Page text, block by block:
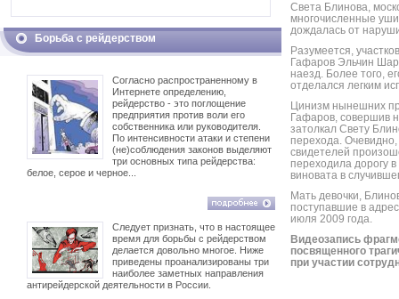
Борьба с рейдерством
Согласно распространенному в
Интернете определению,
рейдерство - это поглощение
предприятия против воли его
собственника или руководителя.
По интенсивности атаки и степени
(не)соблюдения законов выделяют
три основных типа рейдерства:
белое, серое и черное...
Следует признать, что в настоящее
время для борьбы с рейдерством
делается довольно многое. Ниже
приведены проанализированы три
наиболее заметных направления
антирейдерской деятельности в России.
Света Блинова,
многочисленные
дождалась от
Разумеется,
Гафаров Эльчин
наезд. Более того,
отделался легким
Цинизм нынешних
Гафаров, совершив
затолкал Свету
перехода.
свидетелей
переходила дорогу
виновата в
Мать девочки,
поступавшие в
июля 2009 года.
Видеозапись
посвященного
при участии